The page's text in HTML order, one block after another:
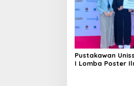
Pustakawan
I Lomba Poster